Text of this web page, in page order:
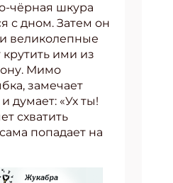
чёрная шкура
с дном. Затем он
великолепные
ими из
Мимо
замечает
думает: «Ух ты!
схватить
попадает на